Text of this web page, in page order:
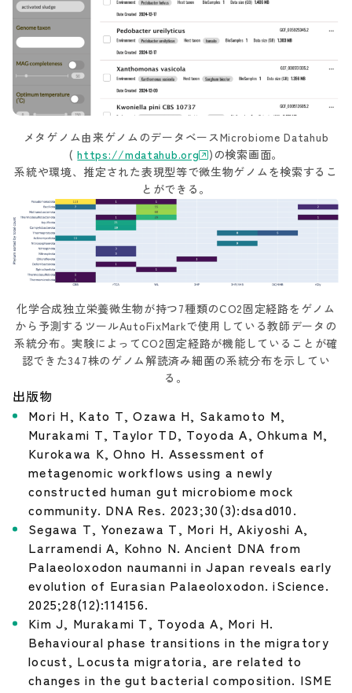
メタゲノム由来ゲノムのデータベースMicrobiome Datahub
(https://mdatahub.org
)の検索画面。
系統や環境、推定された表現型等で微生物ゲノムを検索するこ
とができる。
化学合成独立栄養微生物が持つ7種類のCO2固定経路をゲノム
から予測するツールAutoFixMarkで使用している教師データの
系統分布。実験によってCO2固定経路が機能していることが確
認できた347株のゲノム解読済み細菌の系統分布を示してい
る。
出版物
Mori H, Kato T, Ozawa H, Sakamoto M,
Murakami T, Taylor TD, Toyoda A, Ohkuma M,
Kurokawa K, Ohno H. Assessment of
metagenomic workflows using a newly
constructed human gut microbiome mock
community. DNA Res. 2023;30(3):dsad010.
Segawa T, Yonezawa T, Mori H, Akiyoshi A,
Larramendi A, Kohno N. Ancient DNA from
Palaeoloxodon naumanni in Japan reveals early
evolution of Eurasian Palaeoloxodon. iScience.
2025;28(12):114156.
Kim J, Murakami T, Toyoda A, Mori H.
Behavioural phase transitions in the migratory
locust, Locusta migratoria, are related to
changes in the gut bacterial composition. ISME